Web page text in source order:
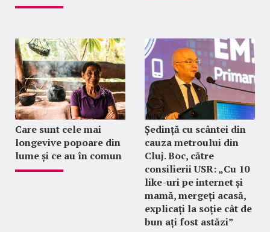
Care sunt cele mai
longevive popoare din
lume și ce au în comun
Ședință cu scântei din
cauza metroului din
Cluj. Boc, către
consilierii USR: „Cu 10
like-uri pe internet și
mamă, mergeți acasă,
explicați la soție cât de
bun ați fost astăzi”